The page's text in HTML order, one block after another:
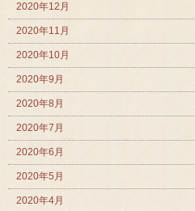
2020年12月
2020年11月
2020年10月
2020年9月
2020年8月
2020年7月
2020年6月
2020年5月
2020年4月